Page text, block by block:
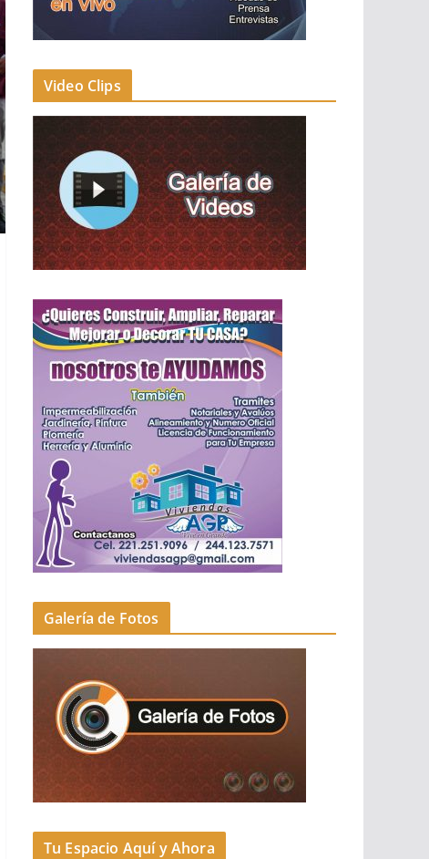
Video Clips
Galería de Fotos
Tu Espacio Aquí y Ahora